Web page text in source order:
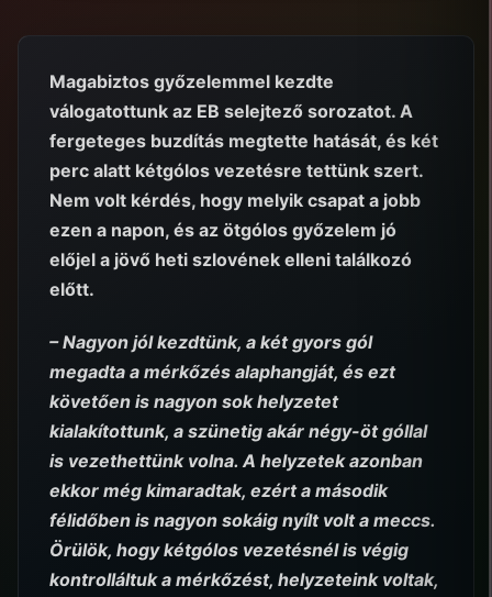
Magabiztos győzelemmel kezdte
válogatottunk az EB selejtező sorozatot. A
fergeteges buzdítás megtette hatását, és két
perc alatt kétgólos vezetésre tettünk szert.
Nem volt kérdés, hogy melyik csapat a jobb
ezen a napon, és az ötgólos győzelem jó
előjel a jövő heti szlovének elleni találkozó
előtt.
– Nagyon jól kezdtünk, a két gyors gól
megadta a mérkőzés alaphangját, és ezt
követően is nagyon sok helyzetet
kialakítottunk, a szünetig akár négy-öt góllal
is vezethettünk volna. A helyzetek azonban
ekkor még kimaradtak, ezért a második
félidőben is nagyon sokáig nyílt volt a meccs.
Örülök, hogy kétgólos vezetésnél is végig
kontrolláltuk a mérkőzést, helyzeteink voltak,